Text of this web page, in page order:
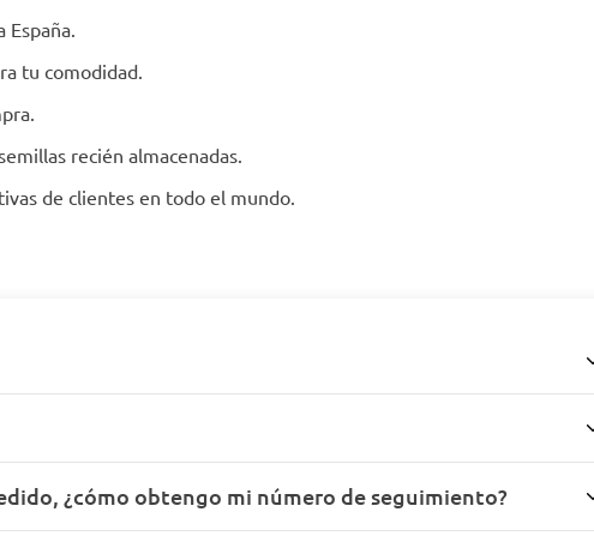
tu comodidad.
recién almacenadas.
de clientes en todo el mundo.
¿cómo obtengo mi número de seguimiento?